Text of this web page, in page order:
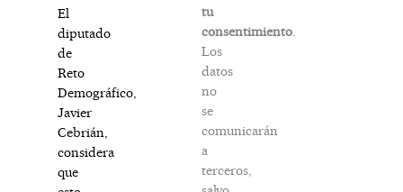
El
diputado
de
Reto
Demográfico,
Javier
Cebrián,
considera
que
tu
consentimiento.
Los
datos
no
se
comunicarán
a
terceros,